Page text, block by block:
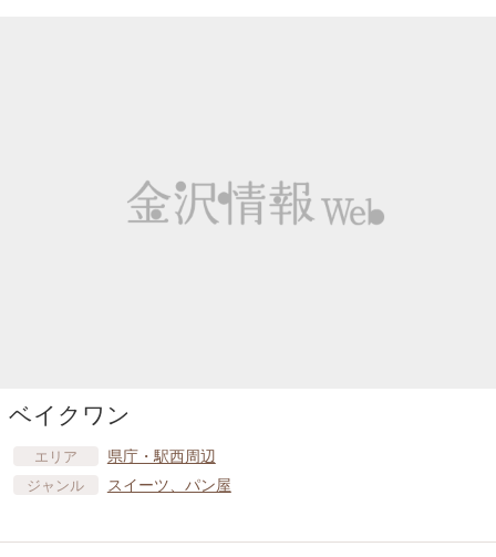
ベイクワン
エリア 県庁・駅西周辺
ジャンル スイーツ、パン屋